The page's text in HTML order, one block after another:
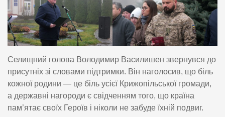
Селищний голова Володимир Василишен звернувся до
присутніх зі словами підтримки. Він наголосив, що біль
кожної родини — це біль усієї Крижопільської громади,
а державні нагороди є свідченням того, що країна
пам’ятає своїх Героїв і ніколи не забуде їхній подвиг.